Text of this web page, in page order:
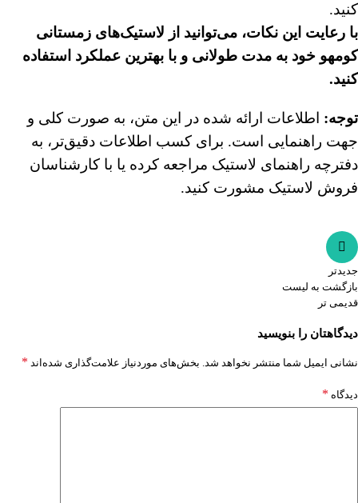
کنید.
با رعایت این نکات، می‌توانید از لاستیک‌های زمستانی
کومهو خود به مدت طولانی و با بهترین عملکرد استفاده
کنید.
توجه: اطلاعات ارائه شده در این متن، به صورت کلی و
جهت راهنمایی است. برای کسب اطلاعات دقیق‌تر، به
دفترچه راهنمای لاستیک مراجعه کرده یا با کارشناسان
فروش لاستیک مشورت کنید.
جدیدتر
بازگشت به لیست
قدیمی تر
دیدگاهتان را بنویسید
نشانی ایمیل شما منتشر نخواهد شد. بخش‌های موردنیاز علامت‌گذاری شده‌اند *
دیدگاه *